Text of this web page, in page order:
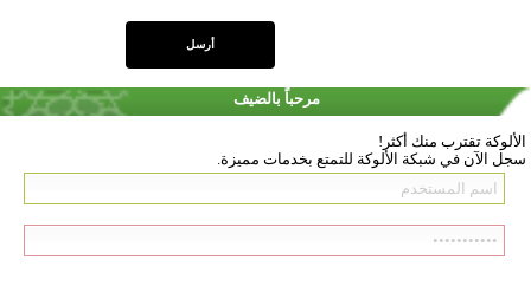
مرحباً بالضيف
الألوكة تقترب منك أكثر!
سجل الآن في شبكة الألوكة للتمتع بخدمات مميزة.